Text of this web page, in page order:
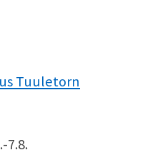
Tuuletorn
7.8.